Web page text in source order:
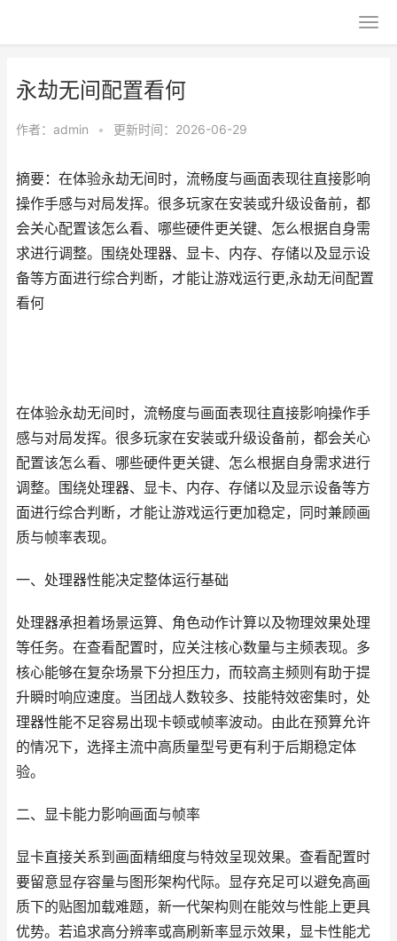
永劫无间配置看何
作者： admin • 更新时间：2026-06-29
摘要：在体验永劫无间时，流畅度与画面表现往直接影响
操作手感与对局发挥。很多玩家在安装或升级设备前，都
会关心配置该怎么看、哪些硬件更关键、怎么根据自身需
求进行调整。围绕处理器、显卡、内存、存储以及显示设
备等方面进行综合判断，才能让游戏运行更,永劫无间配置
看何
在体验永劫无间时，流畅度与画面表现往直接影响操作手
感与对局发挥。很多玩家在安装或升级设备前，都会关心
配置该怎么看、哪些硬件更关键、怎么根据自身需求进行
调整。围绕处理器、显卡、内存、存储以及显示设备等方
面进行综合判断，才能让游戏运行更加稳定，同时兼顾画
质与帧率表现。
一、处理器性能决定整体运行基础
处理器承担着场景运算、角色动作计算以及物理效果处理
等任务。在查看配置时，应关注核心数量与主频表现。多
核心能够在复杂场景下分担压力，而较高主频则有助于提
升瞬时响应速度。当团战人数较多、技能特效密集时，处
理器性能不足容易出现卡顿或帧率波动。由此在预算允许
的情况下，选择主流中高质量型号更有利于后期稳定体
验。
二、显卡能力影响画面与帧率
显卡直接关系到画面精细度与特效呈现效果。查看配置时
要留意显存容量与图形架构代际。显存充足可以避免高画
质下的贴图加载难题，新一代架构则在能效与性能上更具
优势。若追求高分辨率或高刷新率显示效果，显卡性能尤